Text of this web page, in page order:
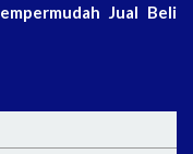
Jual Beli